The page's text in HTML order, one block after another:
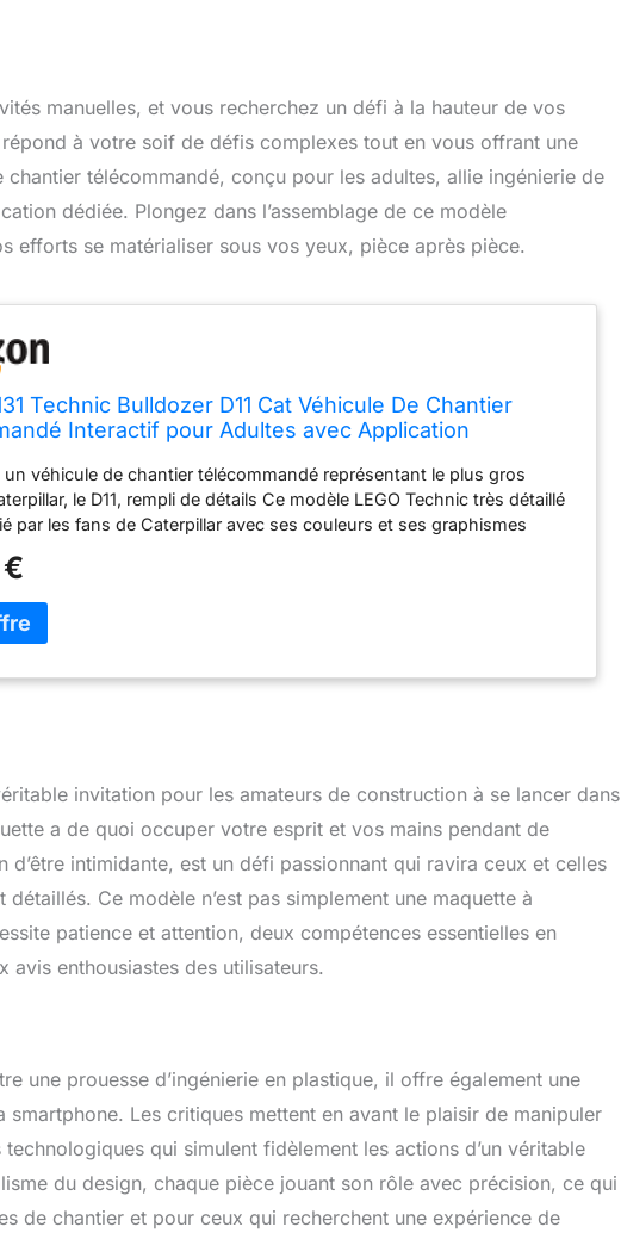
manuelles, et vous recherchez un défi à la hauteur de vos
répond à votre soif de défis complexes tout en vous offrant une
télécommandé, conçu pour les adultes, allie ingénierie de
dédiée. Plongez dans l’assemblage de ce modèle
efforts se matérialiser sous vos yeux, pièce après pièce.
Technic Bulldozer D11 Cat Véhicule De Chantier
Interactif pour Adultes avec Application
véhicule de chantier télécommandé représentant le plus gros
le D11, rempli de détails Ce modèle LEGO Technic très détaillé
par les fans de Caterpillar avec ses couleurs et ses graphismes
les briques de construction détaillées de ce modèle puis découvrez
reproduisant celles du vrai véhicule de chantier L’application
permet de guider et conduire le modèle, de lever, baisser et pencher la
et abaisser l’échelle et la défonceuse Découvrez le nouvel
prévu pour octobre 2021 : une chenille qui peut être resserrée ou
télécommandés Contient 3854 pièces
invitation pour les amateurs de construction à se lancer dans
a de quoi occuper votre esprit et vos mains pendant de
intimidante, est un défi passionnant qui ravira ceux et celles
Ce modèle n’est pas simplement une maquette à
patience et attention, deux compétences essentielles en
avis enthousiastes des utilisateurs.
une prouesse d’ingénierie en plastique, il offre également une
Les critiques mettent en avant le plaisir de manipuler
qui simulent fidèlement les actions d’un véritable
du design, chaque pièce jouant son rôle avec précision, ce qui
de chantier et pour ceux qui recherchent une expérience de